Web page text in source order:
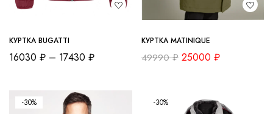
КУРТКА BUGATTI
16030 ₽ – 17430 ₽
КУРТКА MATINIQUE
49990₽ 25000 ₽
-30% -30%